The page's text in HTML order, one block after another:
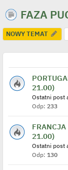
FAZA
NOWY TEMAT
21.00)
Ostatni post
Odp: 233
21.00)
Ostatni post
Odp: 130